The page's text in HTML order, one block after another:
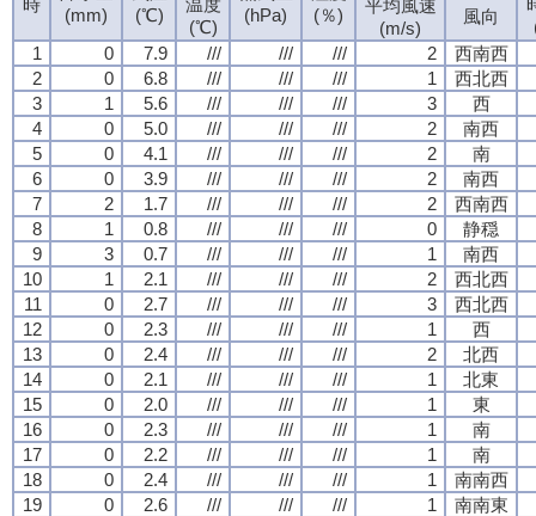
(mm)
(℃)
(℃)
(hPa)
(％)
平均風速
(m/s)
風向
1
0 7.9 /// /// /// 2
西南西
2
0 6.8 /// /// /// 1
西北西
3
1 5.6 /// /// /// 3
西
4
0 5.0 /// /// /// 2
南西
5
0 4.1 /// /// /// 2
南
6
0 3.9 /// /// /// 2
南西
7
2 1.7 /// /// /// 2
西南西
8
1 0.8 /// /// /// 0
静穏
9
3 0.7 /// /// /// 1
南西
10
1 2.1 /// /// /// 2
西北西
11
0 2.7 /// /// /// 3
西北西
12
0 2.3 /// /// /// 1
西
13
0 2.4 /// /// /// 2
北西
14
0 2.1 /// /// /// 1
北東
15
0 2.0 /// /// /// 1
東
16
0 2.3 /// /// /// 1
南
17
0 2.2 /// /// /// 1
南
18
0 2.4 /// /// /// 1
南南西
19
0 2.6 /// /// /// 1
南南東